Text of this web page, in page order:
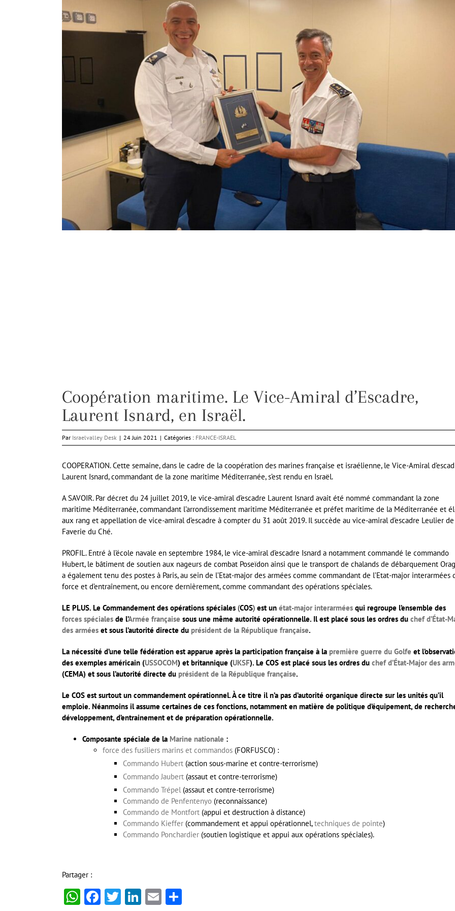
Coopération maritime. Le Vice-Amiral d’Escadre,
Laurent Isnard, en Israël.
Par Israelvalley Desk | 24 Juin 2021 | Catégories : FRANCE-ISRAEL
COOPERATION. Cette semaine, dans le cadre de la coopération des marines française et israélienne, le Vice-Amiral
Laurent Isnard, commandant de la zone maritime Méditerranée, s’est rendu en Israël.
A SAVOIR. Par décret du 24 juillet 2019, le vice-amiral d’escadre Laurent Isnard avait été nommé commandant la zone
maritime Méditerranée, commandant l’arrondissement maritime Méditerranée et préfet maritime de la Méditerranée et
aux rang et appellation de vice-amiral d’escadre à compter du 31 août 2019. Il succède au vice-amiral d’escadre Leulier
Faverie du Ché.
PROFIL. Entré à l’école navale en septembre 1984, le vice-amiral d’escadre Isnard a notamment commandé le commando
Hubert, le bâtiment de soutien aux nageurs de combat Poseïdon ainsi que le transport de chalands de débarquement
a également tenu des postes à Paris, au sein de l’Etat-major des armées comme commandant de l’Etat-major interarmées
force et d’entraînement, ou encore dernièrement, comme commandant des opérations spéciales.
LE PLUS. Le Commandement des opérations spéciales (COS) est un état-major interarmées qui regroupe l’ensemble des
forces spéciales de l’Armée française sous une même autorité opérationnelle. Il est placé sous les ordres du chef d’État-
des armées et sous l’autorité directe du président de la République française.
La nécessité d’une telle fédération est apparue après la participation française à la première guerre du Golfe et
des exemples américain (USSOCOM) et britannique (UKSF). Le COS est placé sous les ordres du chef d’État-Major des
(CEMA) et sous l’autorité directe du président de la République française.
Le COS est surtout un commandement opérationnel. À ce titre il n’a pas d’autorité organique directe sur les unités qu’il
emploie. Néanmoins il assume certaines de ces fonctions, notamment en matière de politique d’équipement, de
développement, d’entrainement et de préparation opérationnelle.
Composante spéciale de la Marine nationale :
force des fusiliers marins et commandos (FORFUSCO) :
Commando Hubert (action sous-marine et contre-terrorisme)
Commando Jaubert (assaut et contre-terrorisme)
Commando Trépel (assaut et contre-terrorisme)
Commando de Penfentenyo (reconnaissance)
Commando de Montfort (appui et destruction à distance)
Commando Kieffer (commandement et appui opérationnel,techniques de pointe)
Commando Ponchardier (soutien logistique et appui aux opérations spéciales).
Partager :
WhatsApp
Facebook
Twitter
LinkedIn
Email